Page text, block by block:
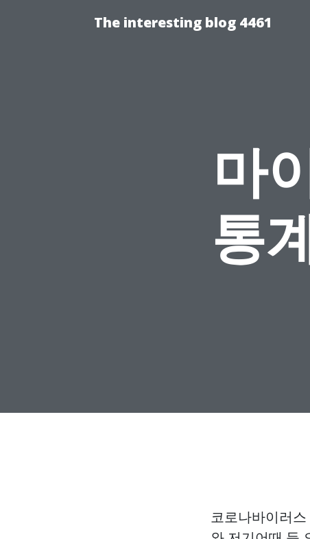
The interesting blog 4461
마
통
코로나바이러